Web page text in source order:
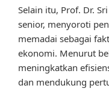
Selain itu, Prof. Dr.
senior, menyoroti
memadai sebagai
ekonomi. Menurut
meningkatkan
dan mendukung